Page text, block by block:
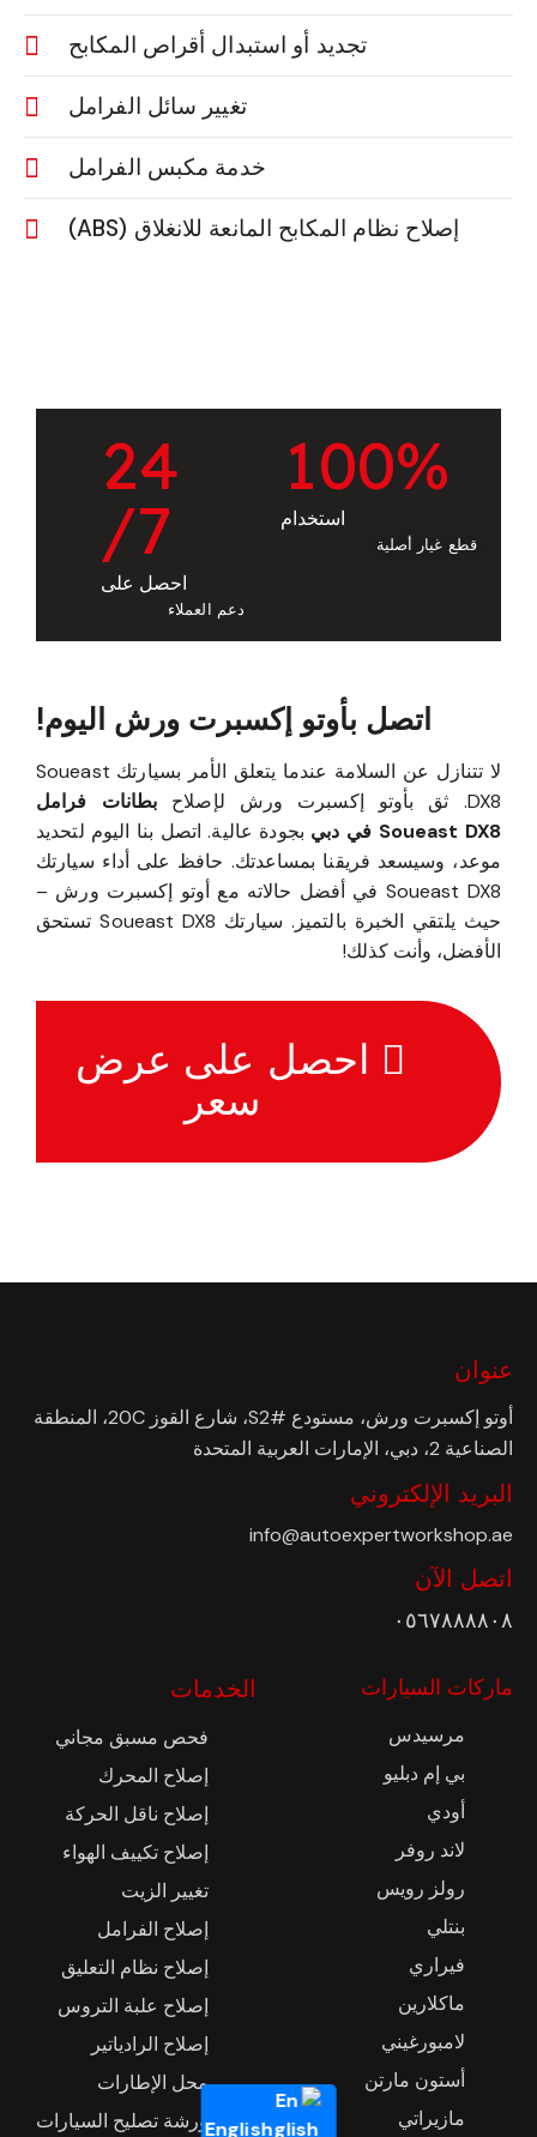
English
تجديد أو استبدال أقراص المكابح
تغيير سائل الفرامل
خدمة مكبس الفرامل
إصلاح نظام المكابح المانعة للانغلاق (ABS)
100%
استخدام
قطع غيار أصلية
24
/7
احصل على
دعم العملاء
اتصل بأوتو إكسبرت ورش اليوم!
لا تتنازل عن السلامة عندما يتعلق الأمر بسيارتك Soueast
DX8. ثق بأوتو إكسبرت ورش لإصلاح
بطانات فرامل
Soueast DX8 في دبي
بجودة عالية. اتصل بنا اليوم لتحديد
موعد، وسيسعد فريقنا بمساعدتك. حافظ على أداء سيارتك
Soueast DX8 في أفضل حالاته مع أوتو إكسبرت ورش –
حيث يلتقي الخبرة بالتميز. سيارتك Soueast DX8 تستحق
الأفضل، وأنت كذلك!
احصل على عرض
سعر
عنوان
أوتو إكسبرت ورش، مستودع #S2، شارع القوز 20C، المنطقة
الصناعية 2، دبي، الإمارات العربية المتحدة
البريد الإلكتروني
info@autoexpertworkshop.ae
اتصل الآن
٠٥٦٧٨٨٨٨٠٨
ماركات السيارات
مرسيدس
بي إم دبليو
أودي
لاند روفر
رولز رويس
بنتلي
فيراري
ماكلارين
لامبورغيني
أستون مارتن
مازيراتي
الخدمات
فحص مسبق مجاني
إصلاح المحرك
إصلاح ناقل الحركة
إصلاح تكييف الهواء
تغيير الزيت
إصلاح الفرامل
إصلاح نظام التعليق
إصلاح علبة التروس
إصلاح الرادياتير
محل الإطارات
ورشة تصليح السيارات